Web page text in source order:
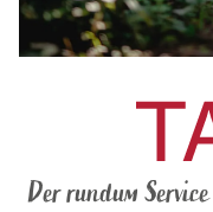
Der rundum